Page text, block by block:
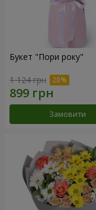
Букет "Пори року"
1 124 грн
Замовити